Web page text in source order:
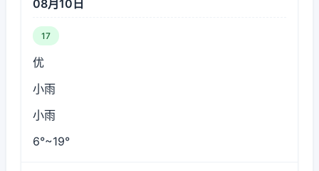
08月10日
17
优
小雨
小雨
6°~19°